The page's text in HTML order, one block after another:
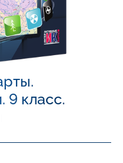
9 класс.